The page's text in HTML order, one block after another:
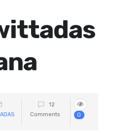
12
Comments
0